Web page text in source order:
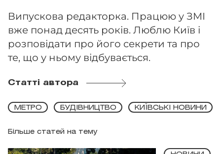
Випускова редакторка. Працюю у ЗМІ
вже понад десять років. Люблю Київ і
розповідати про його секрети та про
те, що у ньому відбувається.
Статті автора
Більше статей на тему
МЕТРО БУДІВНИЦТВО КИЇВСЬКІ НОВИНИ